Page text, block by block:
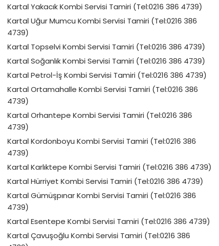
Kartal Yakacık Kombi Servisi Tamiri (Tel:0216 386 4739)
Kartal Uğur Mumcu Kombi Servisi Tamiri (Tel:0216 386
4739)
Kartal Topselvi Kombi Servisi Tamiri (Tel:0216 386 4739)
Kartal Soğanlık Kombi Servisi Tamiri (Tel:0216 386 4739)
Kartal Petrol-İş Kombi Servisi Tamiri (Tel:0216 386 4739)
Kartal Ortamahalle Kombi Servisi Tamiri (Tel:0216 386
4739)
Kartal Orhantepe Kombi Servisi Tamiri (Tel:0216 386
4739)
Kartal Kordonboyu Kombi Servisi Tamiri (Tel:0216 386
4739)
Kartal Karlıktepe Kombi Servisi Tamiri (Tel:0216 386 4739)
Kartal Hürriyet Kombi Servisi Tamiri (Tel:0216 386 4739)
Kartal Gümüşpınar Kombi Servisi Tamiri (Tel:0216 386
4739)
Kartal Esentepe Kombi Servisi Tamiri (Tel:0216 386 4739)
Kartal Çavuşoğlu Kombi Servisi Tamiri (Tel:0216 386